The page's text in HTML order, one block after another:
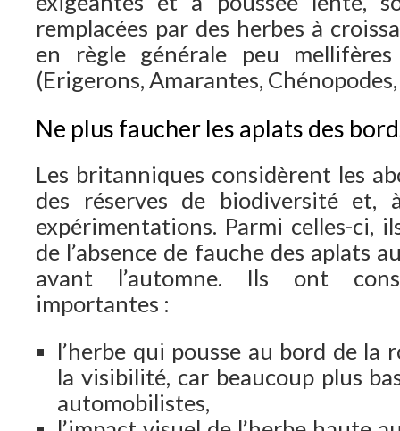
remplacées par des herbes à
en règle générale peu
(Erigerons, Amarantes,
Ne plus faucher les aplats des
Les britanniques considèrent les
des réserves de biodiversité
expérimentations. Parmi celles-ci,
de l’absence de fauche des aplats
avant l’automne. Ils ont
importantes :
l’herbe qui pousse au bord de la
la visibilité, car beaucoup plus
automobilistes,